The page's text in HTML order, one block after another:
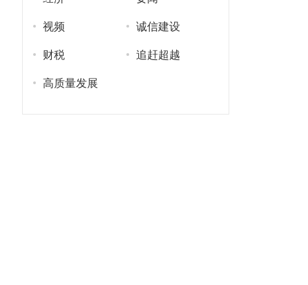
视频 诚信建设
财税 追赶超越
高质量发展